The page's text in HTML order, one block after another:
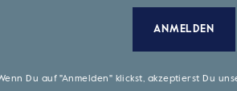
ANMELDEN
Du auf "Anmelden" klickst, akzeptierst Du